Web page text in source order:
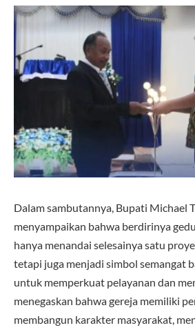
Dalam sambutannya, Bupati Michael
menyampaikan bahwa berdirinya
hanya menandai selesainya satu
tetapi juga menjadi simbol semangat
untuk memperkuat pelayanan dan
menegaskan bahwa gereja memiliki
membangun karakter masyarakat,